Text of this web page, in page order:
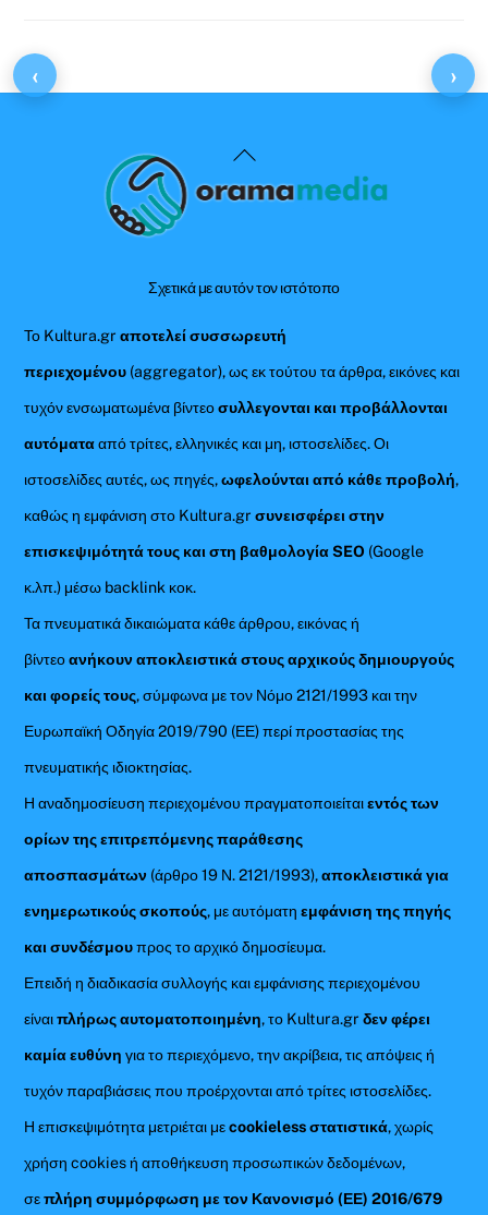
Back
To
Σχετικά με αυτόν τον ιστότοπο
Το Kultura.grαποτελεί συσσωρευτή
περιεχομένου (aggregator), ως εκ τούτου τα άρθρα, εικόνες και
τυχόν ενσωματωμένα βίντεοσυλλεγονται και προβάλλονται
αυτόματααπό τρίτες, ελληνικές και μη, ιστοσελίδες. Οι
ιστοσελίδες αυτές, ως πηγές,ωφελούνται από κάθε προβολή,
καθώς η εμφάνιση στο Kultura.gr συνεισφέρει στην
επισκεψιμότητά τους και στη βαθμολογία SEO (Google
κ.λπ.) μέσω backlink κοκ.
Τα πνευματικά δικαιώματα κάθε άρθρου, εικόνας ή
βίντεοανήκουν αποκλειστικά στους αρχικούς δημιουργούς
και φορείς τους, σύμφωνα με τον Νόμο 2121/1993 και την
Ευρωπαϊκή Οδηγία 2019/790 (ΕΕ) περί προστασίας της
πνευματικής ιδιοκτησίας.
Η αναδημοσίευση περιεχομένου πραγματοποιείταιεντός των
ορίων της επιτρεπόμενης παράθεσης
αποσπασμάτων (άρθρο 19 Ν. 2121/1993),αποκλειστικά για
ενημερωτικούς σκοπούς, με αυτόματηεμφάνιση της πηγής
και συνδέσμουπρος το αρχικό δημοσίευμα.
Επειδή η διαδικασία συλλογής και εμφάνισης περιεχομένου
είναιπλήρως αυτοματοποιημένη, το Kultura.grδεν φέρει
καμία ευθύνη για το περιεχόμενο, την ακρίβεια, τις απόψεις ή
τυχόν παραβιάσεις που προέρχονται από τρίτες ιστοσελίδες.
Η επισκεψιμότητα μετριέται μεcookieless στατιστικά, χωρίς
χρήση cookies ή αποθήκευση προσωπικών δεδομένων,
σεπλήρη συμμόρφωση με τον Κανονισμό (ΕΕ) 2016/679
‹ ›